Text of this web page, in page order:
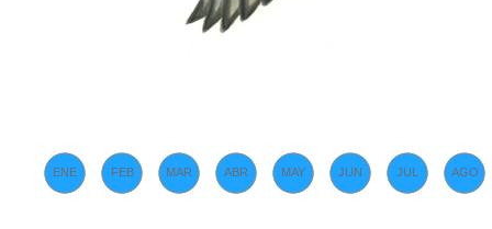
ENE FEB MAR ABR MAY JUN JUL AGO